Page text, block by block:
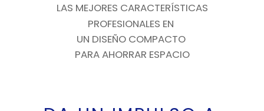
LAS MEJORES CARACTERÍSTICAS
PROFESIONALES EN
UN DISEÑO COMPACTO
PARA AHORRAR ESPACIO